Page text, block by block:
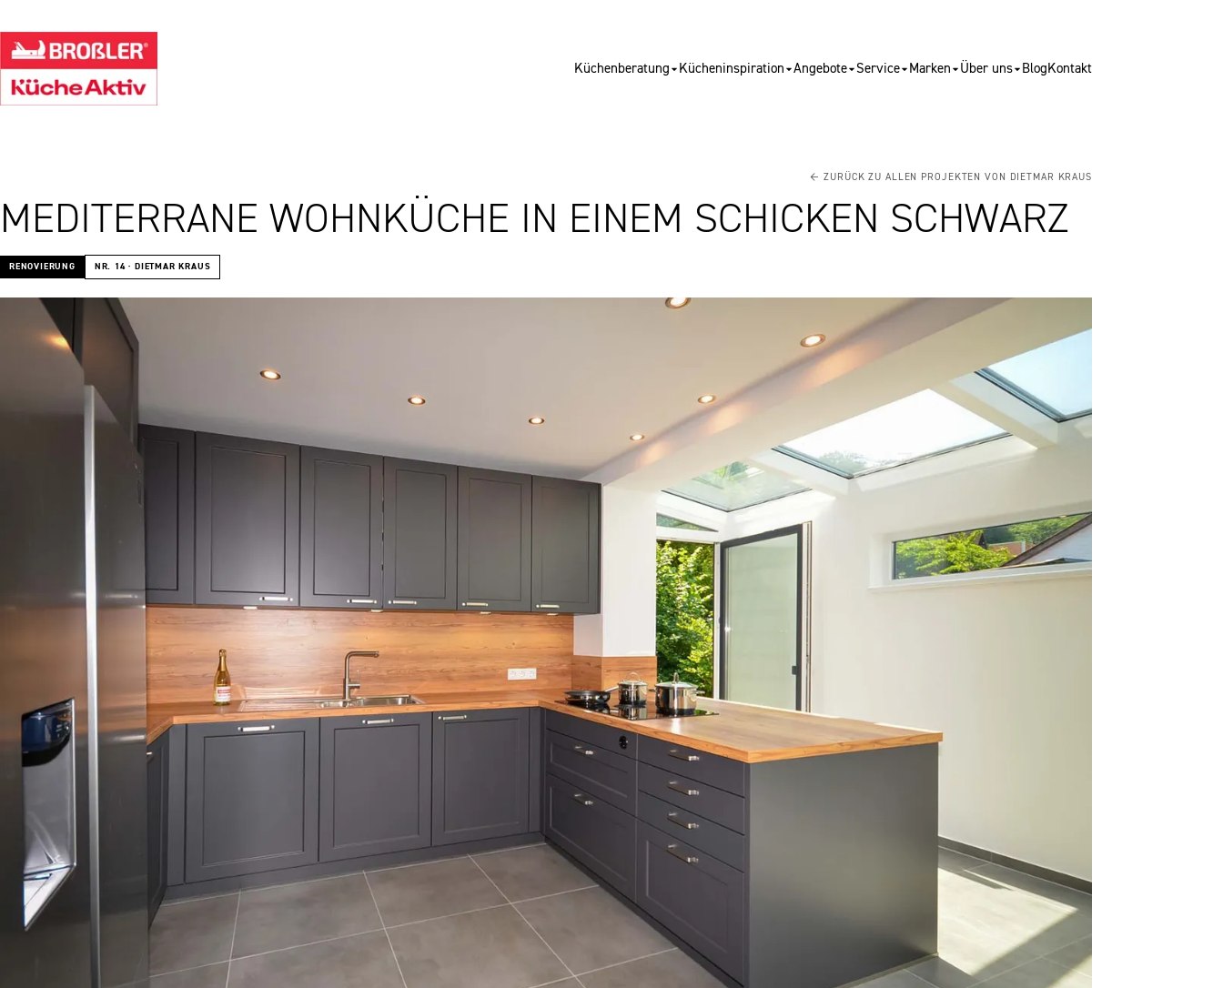
Küchenberatung Kücheninspiration Angebote Service Marken Über uns Blog Kontakt
← ZURÜCK ZU ALLEN PROJEKTEN VON DIETMAR KRAUS
MEDITERRANE WOHNKÜCHE IN EINEM SCHICKEN SCHWARZ
RENOVIERUNG NR. 14 · DIETMAR KRAUS